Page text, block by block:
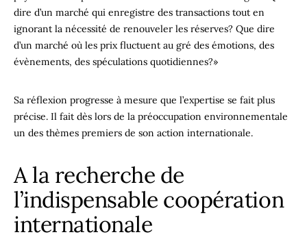
dire d’un marché qui enregistre des transactions tout en
ignorant la nécessité de renouveler les réserves? Que dire
d’un marché où les prix fluctuent au gré des émotions, des
évènements, des spéculations quotidiennes?»
Sa réflexion progresse à mesure que l’expertise se fait plus
précise. Il fait dès lors de la préoccupation environnementale
un des thèmes premiers de son action internationale.
A la recherche de
l’indispensable coopération
internationale